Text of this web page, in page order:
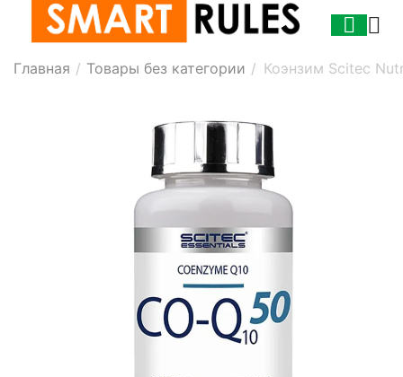
Главная / Товары без категории / Коэнзим Scitec